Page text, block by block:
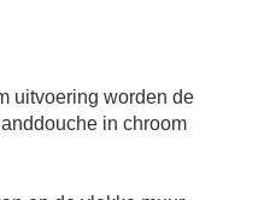
uitvoering worden de
in chroom